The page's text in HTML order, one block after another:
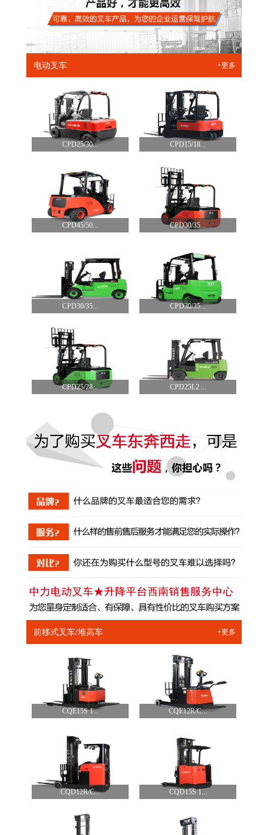
电动叉车 +更多
CPD25/30... CPD15/18...
CPD45/50... CPD30/35...
CPD30/35... CPD30/35...
CPD25/28... CPD25L2 ...
前移式叉车/堆高车 +更多
CQE15S 1... CQE12R/C...
CQD12R/C... CQD15S 1...